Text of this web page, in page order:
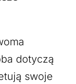
dotyczą
swoje